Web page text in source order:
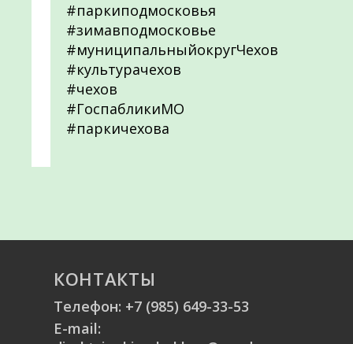
#паркиподмосковья
#зимавподмосковье
#муниципальныйокругЧехов
#культурачехов
#чехов
#ГоспабликиМО
#паркичехова
КОНТАКТЫ
Телефон: +7 (985) 649-33-53
E-mail: